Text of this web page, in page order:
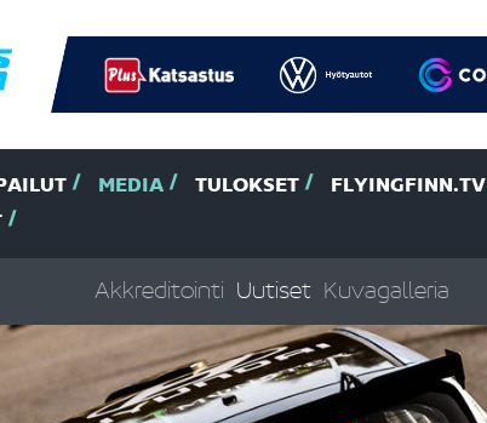
MEDIA TULOKSET FLYINGFINN.TV
Akkreditointi Uutiset Kuvagalleria